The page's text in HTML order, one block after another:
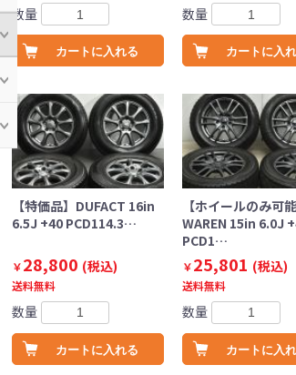
数量
カートに入れる
数量
カートに入
【特価品】DUFACT 16in
6.5J +40 PCD114.3…
￥28,800 (税込)
送料無料
数量
カートに入れる
【ホイールのみ可能
WAREN 15in 6.0J
PCD1…
￥25,801 (税込)
送料無料
数量
カートに入